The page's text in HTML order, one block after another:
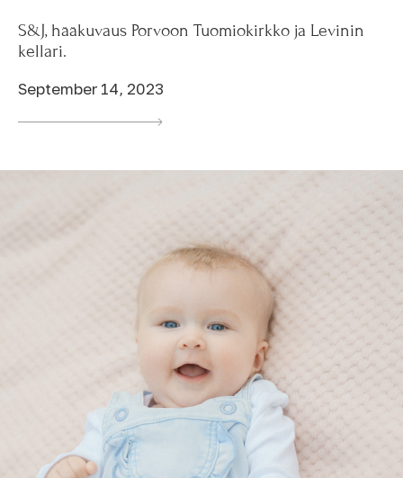
S&J, hääkuvaus Porvoon Tuomiokirkko ja Levinin
kellari.
September 14, 2023